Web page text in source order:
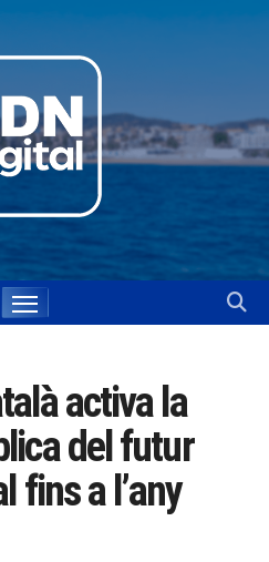
activa la
del futur
fins a l’any